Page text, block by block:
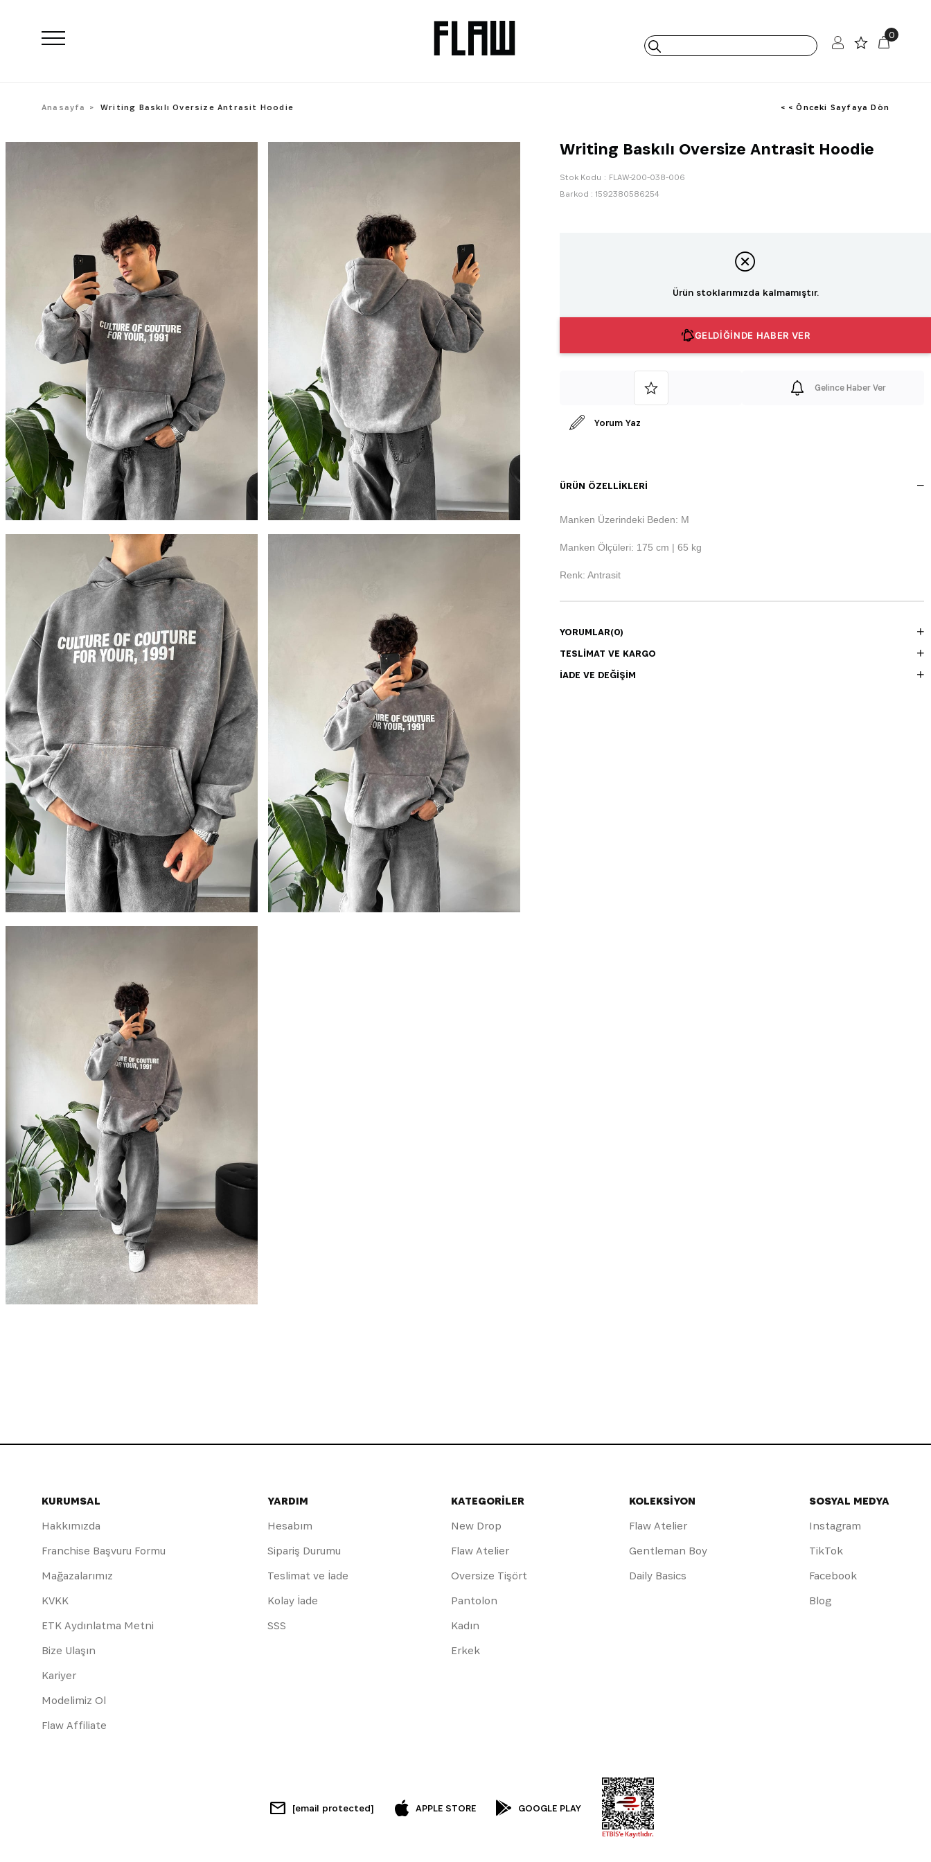
0
Anasayfa Writing Baskılı Oversize Antrasit Hoodie < < Önceki Sayfaya Dön
Writing Baskılı Oversize Antrasit Hoodie
Stok Kodu
FLAW-200-038-006
Barkod : 1592380586254
Ürün stoklarımızda kalmamıştır.
GELDİĞİNDE HABER VER
Gelince Haber Ver
Yorum Yaz
ÜRÜN ÖZELLIKLERI
Manken Üzerindeki Beden: M
Manken Ölçüleri: 175 cm | 65 kg
Renk: Antrasit
YORUMLAR(0)
TESLIMAT VE KARGO
İADE VE DEĞIŞIM
KURUMSAL
Hakkımızda
Franchise Başvuru Formu
Mağazalarımız
KVKK
ETK Aydınlatma Metni
Bize Ulaşın
Kariyer
Modelimiz Ol
Flaw Affiliate
YARDIM
Hesabım
Sipariş Durumu
Teslimat ve İade
Kolay İade
SSS
KATEGORİLER
New Drop
Flaw Atelier
Oversize Tişört
Pantolon
Kadın
Erkek
KOLEKSİYON
Flaw Atelier
Gentleman Boy
Daily Basics
SOSYAL MEDYA
Instagram
TikTok
Facebook
Blog
[email protected] APPLE STORE GOOGLE PLAY